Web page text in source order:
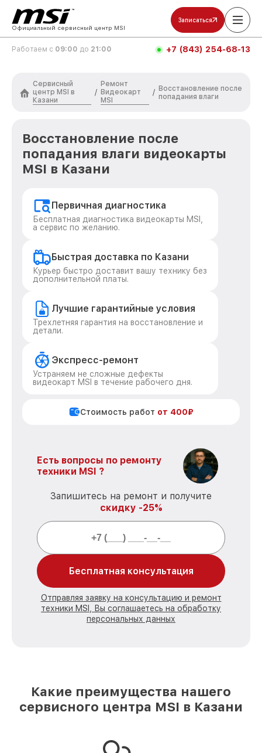
Официальный сервисный центр MSI
Записаться
Работаем с 09:00 до 21:00 +7 (843) 254-68-13
Сервисный
центр MSI в
Казани
/
Ремонт
Видеокарт
MSI
/ Восстановление после
попадания влаги
Восстановление после
попадания влаги видеокарты
MSI в Казани
Первичная диагностика
Бесплатная диагностика видеокарты MSI,
а сервис по желанию.
Быстрая доставка по Казани
Курьер быстро доставит вашу технику без
дополнительной платы.
Лучшие гарантийные условия
Трехлетняя гарантия на восстановление и
детали.
Экспресс-ремонт
Устраняем не сложные дефекты
видеокарт MSI в течение рабочего дня.
Стоимость работ от 400₽
Есть вопросы по ремонту
техники MSI ?
Запишитесь на ремонт и получите
скидку -25%
Бесплатная консультация
Отправляя заявку на консультацию и ремонт
техники MSI, Вы соглашаетесь на обработку
персональных данных
Какие преимущества нашего
сервисного центра MSI в Казани